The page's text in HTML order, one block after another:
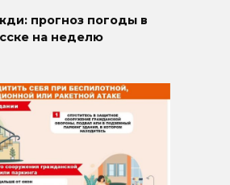
прогноз погоды в
на неделю